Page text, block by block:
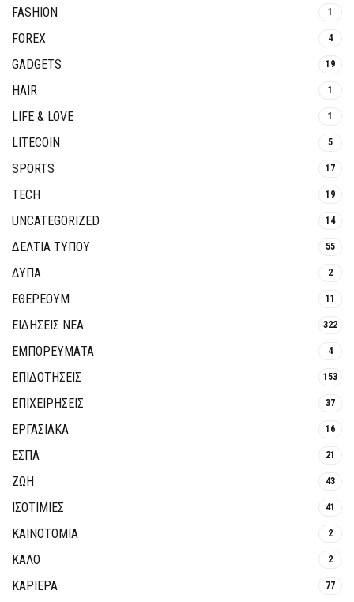
FASHION 1
FOREX 4
GADGETS 19
HAIR 1
LIFE & LOVE 1
LITECOIN 5
SPORTS 17
TECH 19
UNCATEGORIZED 14
ΔΕΛΤΙΑ ΤΥΠΟΥ 55
ΔΥΠΑ 2
ΕΘΈΡΕΟΥΜ 11
ΕΙΔΗΣΕΙΣ ΝΕΑ 322
ΕΜΠΟΡΕΥΜΑΤΑ 4
ΕΠΙΔΟΤΗΣΕΙΣ 153
ΕΠΙΧΕΙΡΗΣΕΙΣ 37
ΕΡΓΑΣΙΑΚΑ 16
ΕΣΠΑ 21
ΖΩΗ 43
ΙΣΟΤΙΜΙΕΣ 41
ΚΑΙΝΟΤΟΜΊΑ 2
ΚΑΛΟ 2
ΚΑΡΙΕΡΑ 77